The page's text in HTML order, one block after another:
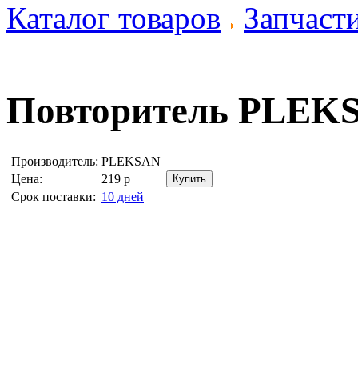
Каталог товаров
Повторитель
Производитель: PLEKSAN
Цена:
219 р
Срок поставки: 10 дней